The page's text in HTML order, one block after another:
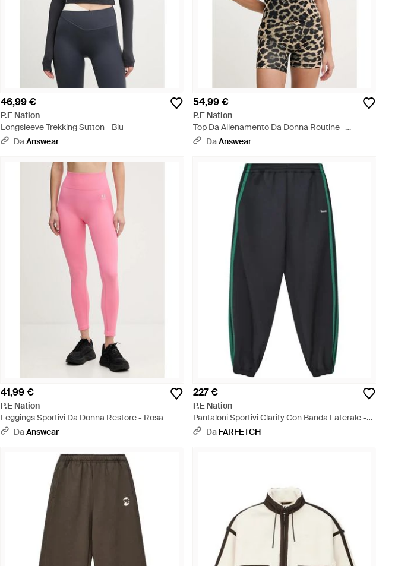
46,99 €
P.E Nation
Longsleeve Trekking Sutton - Blu
DaAnswear
54,99 €
P.E Nation
Top Da Allenamento Da Donna Routine -
Marrone
DaAnswear
41,99 €
P.E Nation
Leggings Sportivi Da Donna Restore - Rosa
DaAnswear
227 €
P.E Nation
Pantaloni Sportivi Clarity Con Banda Laterale -
Blu Da FARFETCH